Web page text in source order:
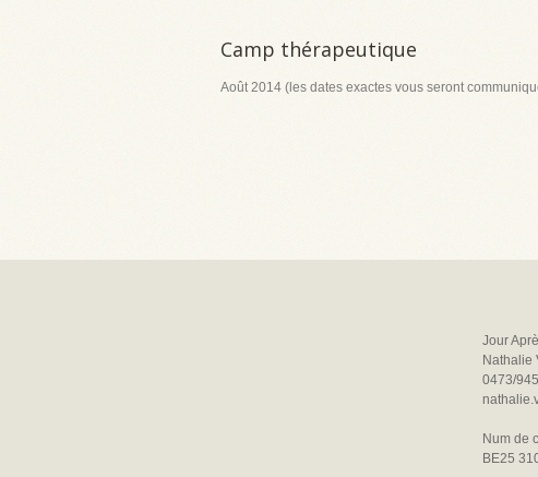
Camp thérapeutique
Août 2014 (les dates exactes vous seront
Jour
Nathalie
0473/
Num de
BE25